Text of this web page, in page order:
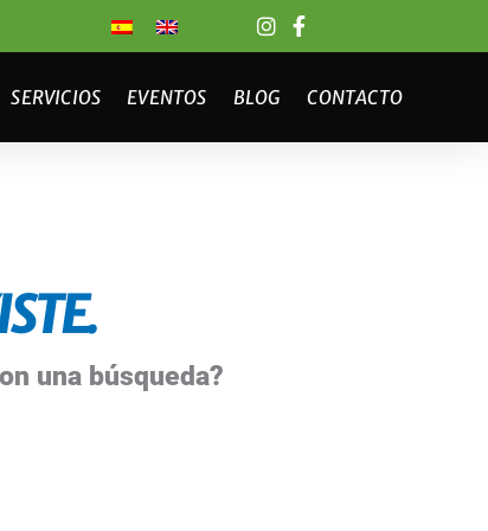
SERVICIOS EVENTOS BLOG CONTACTO
una búsqueda?